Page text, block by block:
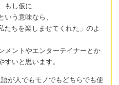
もし仮に
いう意味なら、
ちを楽しませてくれた」のよ
メントやエンターテイナーとか
いと思います。
が人でもモノでもどちらでも使